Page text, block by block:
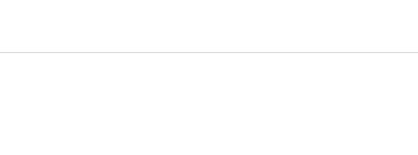
политичкиот систем, економскиот развој и